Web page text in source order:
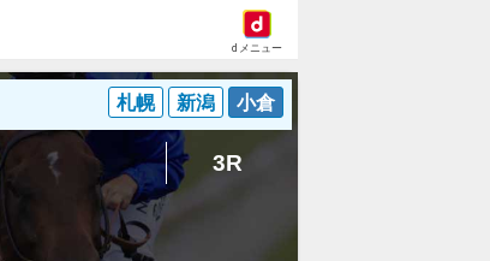
dメニュー
札幌 新潟 小倉
3R